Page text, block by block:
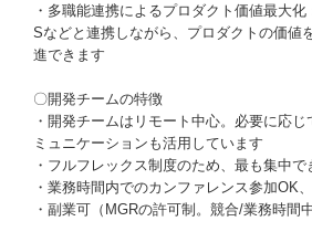
・多職能連携によるプロダクト価値最大
Sなどと連携しながら、プロダクトの価値
進できます
〇開発チームの特徴
・開発チームはリモート中心。必要に応
ミュニケーションも活用しています
・フルフレックス制度のため、最も集中
・業務時間内でのカンファレンス参加OK
・副業可（MGRの許可制。競合/業務時間